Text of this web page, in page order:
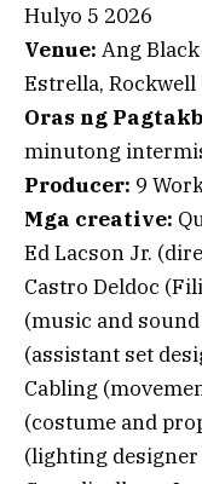
Hulyo 5 2026
Venue: Ang
Estrella, Rockwell
Oras ng
minutong
Producer: 9
Mga creative:
Ed Lacson Jr.
Castro Deldoc
(music and
(assistant set
Cabling
(costume and
(lighting designer